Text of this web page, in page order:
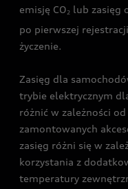
emisję CO2 lub zasięg
po pierwszej
życzenie.
Zasięg dla
trybie elektrycznym
różnić w zależności
zamontowanych
zasięg różni się w
korzystania z
temperatury